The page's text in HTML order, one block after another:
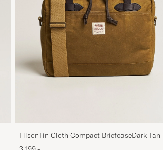
FilsonTin Cloth Compact BriefcaseDark Tan